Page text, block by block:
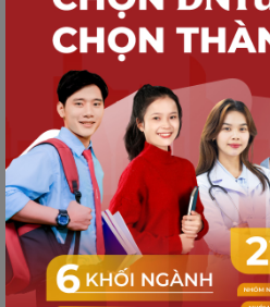
TUYỂN SINH
Quy trình nhập học
viên K21